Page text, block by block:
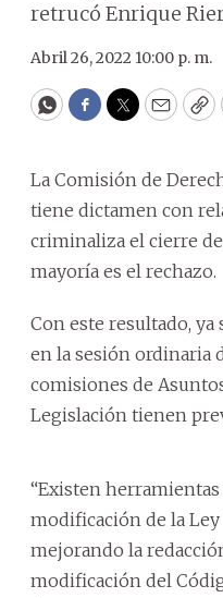
retrucó Enrique
Abril 26, 2022 10:00 p. m.
WhatsApp
Facebook
Twitter
Email
La Comisión de
tiene dictamen con
criminaliza el cierre
mayoría es el rechazo.
Con este resultado,
en la sesión ordinaria
comisiones de
Legislación tienen
“Existen
modificación de la Ley
mejorando la
modificación del